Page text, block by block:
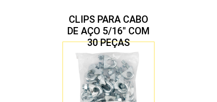
CLIPS PARA CABO
DE AÇO 5/16″ COM
30 PEÇAS